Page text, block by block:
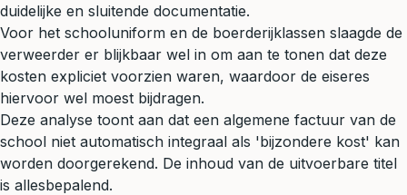
duidelijke en sluitende documentatie.
Voor het schooluniform en de boerderijklassen slaagde de
verweerder er blijkbaar wel in om aan te tonen dat deze
kosten expliciet voorzien waren, waardoor de eiseres
hiervoor wel moest bijdragen.
Deze analyse toont aan dat een algemene factuur van de
school niet automatisch integraal als 'bijzondere kost' kan
worden doorgerekend. De inhoud van de uitvoerbare titel
is allesbepalend.